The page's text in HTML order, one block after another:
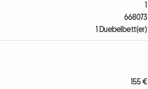
1
668073
1 Duebelbett(er)
155 €